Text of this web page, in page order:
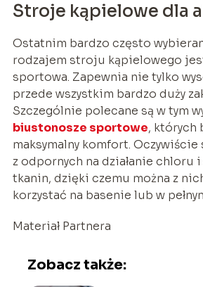
Stroje kąpielowe dla
Ostatnim bardzo często
rodzajem stroju kąpielowego
sportowa. Zapewnia nie tylko
przede wszystkim bardzo duży
Szczególnie polecane są w tym
biustonosze sportowe, których
maksymalny komfort. Oczywiście
z odpornych na działanie chloru i
tkanin, dzięki czemu można z
korzystać na basenie lub w
Materiał Partnera
Zobacz także: